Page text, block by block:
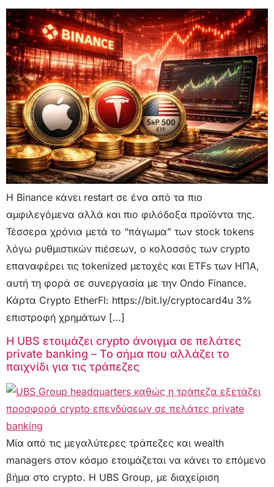
Η Binance κάνει restart σε ένα από τα πιο
αμφιλεγόμενα αλλά και πιο φιλόδοξα προϊόντα της.
Τέσσερα χρόνια μετά το “πάγωμα” των stock tokens
λόγω ρυθμιστικών πιέσεων, ο κολοσσός των crypto
επαναφέρει τις tokenized μετοχές και ETFs των ΗΠΑ,
αυτή τη φορά σε συνεργασία με την Ondo Finance.
Κάρτα Crypto EtherFI: https://bit.ly/cryptocard4u 3%
επιστροφή χρημάτων […]
Η UBS ετοιμάζει crypto άνοιγμα σε πελάτες
private banking – Το σήμα που αλλάζει το
παιχνίδι για τις τράπεζες
Μία από τις μεγαλύτερες τράπεζες και wealth
managers στον κόσμο ετοιμάζεται να κάνει το επόμενο
βήμα στο crypto. Η UBS Group, με διαχείριση